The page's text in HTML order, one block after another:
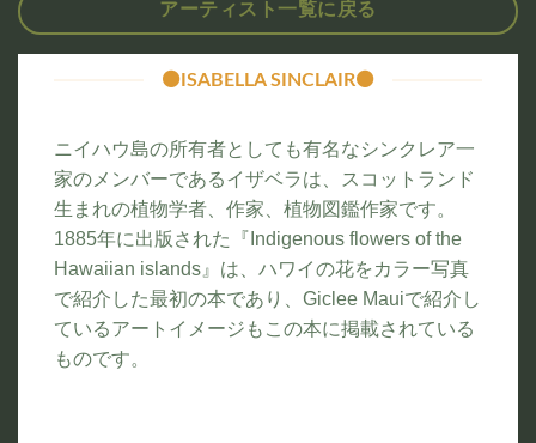
アーティスト一覧に戻る
⚫️ISABELLA SINCLAIR⚫️
ニイハウ島の所有者としても有名なシンクレア一
家のメンバーであるイザベラは、スコットランド
生まれの植物学者、作家、植物図鑑作家です。
1885年に出版された『Indigenous flowers of the
Hawaiian islands』は、ハワイの花をカラー写真
で紹介した最初の本であり、Giclee Mauiで紹介し
ているアートイメージもこの本に掲載されている
ものです。